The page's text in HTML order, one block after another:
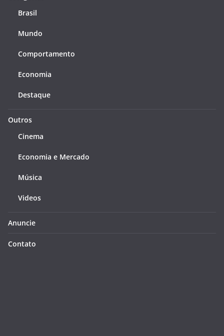
Brasil
Mundo
Comportamento
Economia
Destaque
Outros
Cinema
Economia e Mercado
Música
Videos
Anuncie
Contato